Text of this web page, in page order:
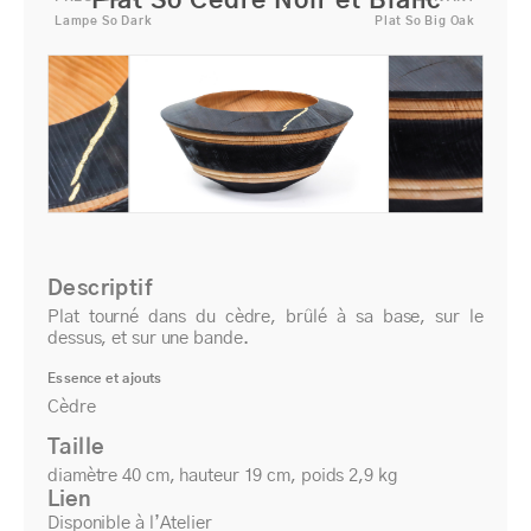
Lampe So Dark Plat So Big Oak
Descriptif
Plat tourné dans du cèdre, brûlé à sa base, sur le
dessus, et sur une bande.
Essence et ajouts
Cèdre
Taille
diamètre 40 cm, hauteur 19 cm, poids 2,9 kg
Lien
Disponible à l’Atelier